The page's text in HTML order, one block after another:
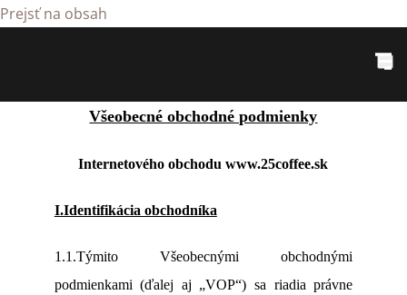
Prejsť na obsah
Všeobecné obchodné podmienky
Internetového obchodu www.25coffee.sk
I.Identifikácia obchodníka
1.1.Týmito Všeobecnými obchodnými
podmienkami (ďalej aj „VOP“) sa riadia právne